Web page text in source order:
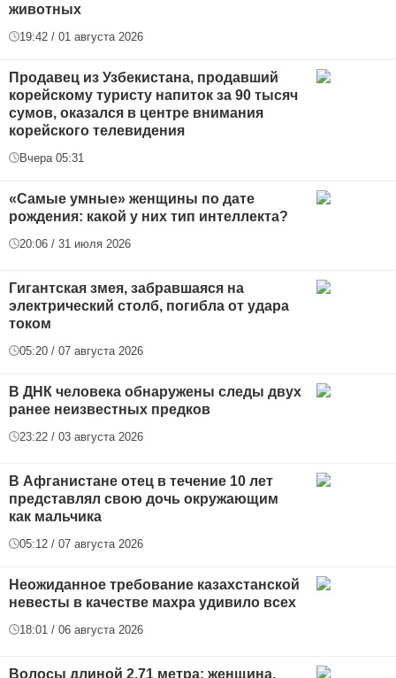
животных
19:42 / 01 августа 2026
Продавец из Узбекистана, продавший
корейскому туристу напиток за 90 тысяч
сумов, оказался в центре внимания
корейского телевидения
Вчера 05:31
«Самые умные» женщины по дате
рождения: какой у них тип интеллекта?
20:06 / 31 июля 2026
Гигантская змея, забравшаяся на
электрический столб, погибла от удара
током
05:20 / 07 августа 2026
В ДНК человека обнаружены следы двух
ранее неизвестных предков
23:22 / 03 августа 2026
В Афганистане отец в течение 10 лет
представлял свою дочь окружающим
как мальчика
05:12 / 07 августа 2026
Неожиданное требование казахстанской
невесты в качестве махра удивило всех
18:01 / 06 августа 2026
Волосы длиной 2,71 метра: женщина,